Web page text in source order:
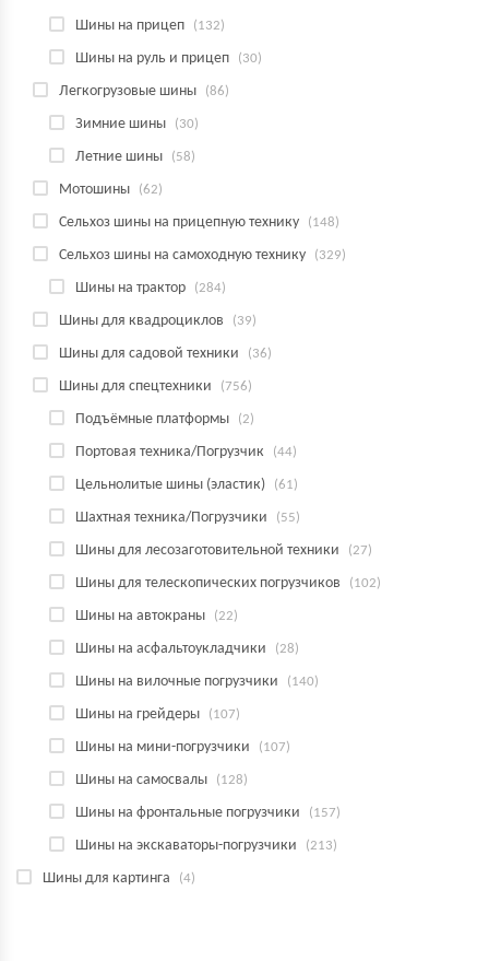
Шины на прицеп (132)
Шины на руль и прицеп (30)
Легкогрузовые шины (86)
Зимние шины (30)
Летние шины (58)
Мотошины (62)
Сельхоз шины на прицепную технику (148)
Сельхоз шины на самоходную технику (329)
Шины на трактор (284)
Шины для квадроциклов (39)
Шины для садовой техники (36)
Шины для спецтехники (756)
Подъёмные платформы (2)
Портовая техника/Погрузчик (44)
Цельнолитые шины (эластик) (61)
Шахтная техника/Погрузчики (55)
Шины для лесозаготовительной техники (27)
Шины для телескопических погрузчиков (102)
Шины на автокраны (22)
Шины на асфальтоукладчики (28)
Шины на вилочные погрузчики (140)
Шины на грейдеры (107)
Шины на мини-погрузчики (107)
Шины на самосвалы (128)
Шины на фронтальные погрузчики (157)
Шины на экскаваторы-погрузчики (213)
Шины для картинга (4)